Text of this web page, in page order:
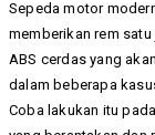
Sepeda motor
memberikan rem
ABS cerdas yang
dalam beberapa
Coba lakukan itu